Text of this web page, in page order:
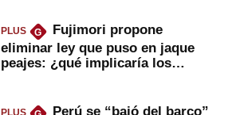
PLUS G
Fujimori propone
eliminar ley que puso en jaque
peajes: ¿qué implicaría los
Perú se “bajó del barco”